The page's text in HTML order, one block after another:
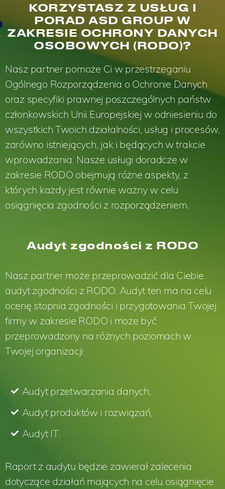
KORZYSTASZ Z USŁUG I
PORAD ASD GROUP W
ZAKRESIE OCHRONY DANYCH
OSOBOWYCH (RODO)?
Nasz partner pomoże Ci w przestrzeganiu
Ogólnego Rozporządzenia o Ochronie Danych
oraz specyfiki prawnej poszczególnych państw
członkowskich Unii Europejskiej w odniesieniu do
wszystkich Twoich działalności, usług i procesów,
zarówno istniejących, jak i będących w trakcie
wprowadzania. Nasze usługi doradcze w
zakresie RODO obejmują różne aspekty, z
których każdy jest równie ważny w celu
osiągnięcia zgodności z rozporządzeniem.
Audyt zgodności z RODO
Nasz partner może przeprowadzić dla Ciebie
audyt zgodności z RODO. Audyt ten ma na celu
ocenę stopnia zgodności i przygotowania Twojej
firmy w zakresie RODO i może być
przeprowadzony na różnych poziomach w
Twojej organizacji:
Audyt przetwarzania danych,
Audyt produktów i rozwiązań,
Audyt IT.
Raport z audytu będzie zawierał zalecenia
dotyczące działań mających na celu osiągnięcie